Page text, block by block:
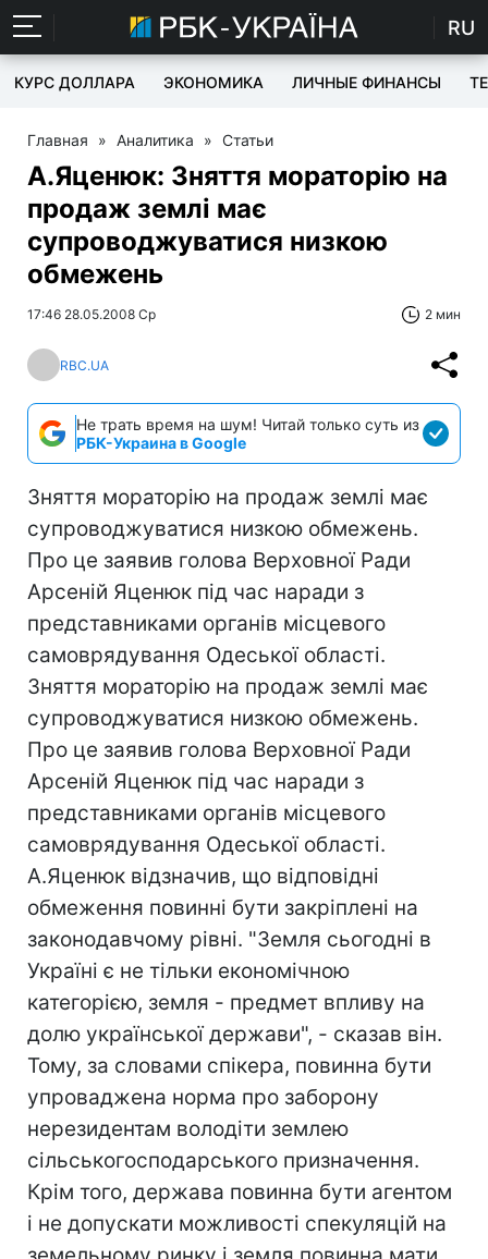
RU
КУРС ДОЛЛАРА ЭКОНОМИКА ЛИЧНЫЕ ФИНАНСЫ
Главная » Аналитика » Статьи
А.Яценюк: Зняття мораторію на
продаж землі має
супроводжуватися низкою
обмежень
17:46 28.05.2008 Ср 2 мин
RBC.UA
Не трать время на шум! Читай только суть из
РБК-Украина в Google
Зняття мораторію на продаж землі має
супроводжуватися низкою обмежень.
Про це заявив голова Верховної Ради
Арсеній Яценюк під час наради з
представниками органів місцевого
самоврядування Одеської області.
Зняття мораторію на продаж землі має
супроводжуватися низкою обмежень.
Про це заявив голова Верховної Ради
Арсеній Яценюк під час наради з
представниками органів місцевого
самоврядування Одеської області.
А.Яценюк відзначив, що відповідні
обмеження повинні бути закріплені на
законодавчому рівні. "Земля сьогодні в
Україні є не тільки економічною
категорією, земля - предмет впливу на
долю української держави", - сказав він.
Тому, за словами спікера, повинна бути
упроваджена норма про заборону
нерезидентам володіти землею
сільськогосподарського призначення.
Крім того, держава повинна бути агентом
і не допускати можливості спекуляцій на